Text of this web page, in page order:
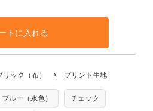
に「50cmずつカット希望」など
でのカットのみ）
もっと詳しく見る
）を購入する
つかった場合は、4～5営業日後
せん。
ん。出来上がり次第、順次発送
うお願いします。思っていた色味
品は承れません。予めご了承くだ
fabric使用」といった記載
際に起こる全ての問題、クレーム
い）
グ型紙シリーズ）および柄がえ
紙は商用利用できませんのでご
トに入れる
ック（布） プリント生地
ルー（水色） チェック